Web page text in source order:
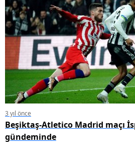
3 yıl önce
Beşiktaş-Atletico Madrid maçı
gündeminde